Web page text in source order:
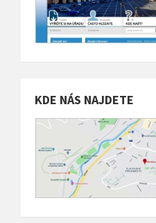
KDE NÁS NAJDETE